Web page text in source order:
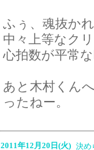
ふぅ、魂抜かれ
中々上等なク
心拍数が平常
あと木村くん
ったねー。
2011年12月20日(火) 決め